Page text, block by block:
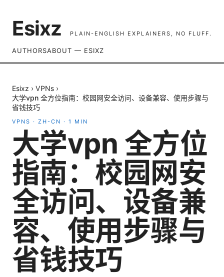
Esixz PLAIN-ENGLISH EXPLAINERS, NO FLUFF.
AUTHORSABOUT — ESIXZ
Esixz › VPNs ›
大学vpn 全方位指南：校园网安全访问、设备兼容、使用步骤与
省钱技巧
VPNS · ZH-CN · 1 MIN
大学vpn 全方位
指南：校园网安
全访问、设备兼
容、使用步骤与
省钱技巧